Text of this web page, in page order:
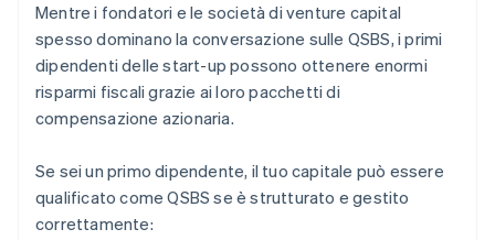
Mentre i fondatori e le società di venture capital
spesso dominano la conversazione sulle QSBS, i primi
dipendenti delle start-up possono ottenere enormi
risparmi fiscali grazie ai loro pacchetti di
compensazione azionaria.
Se sei un primo dipendente, il tuo capitale può essere
qualificato come QSBS se è strutturato e gestito
correttamente: